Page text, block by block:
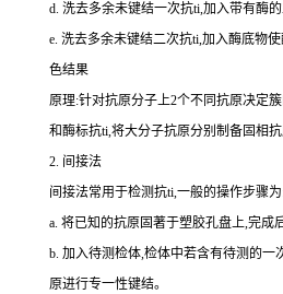
d. 洗去多余未键结一次抗ti,加入带有酶
e. 洗去多余未键结二次抗ti,加入酶底物
色结果
原理:针对抗原分子上2个不同抗原决定
和酶标抗ti,将大分子抗原分别制备固相抗
2. 间接法
间接法常用于检测抗ti,一般的操作步骤
a. 将已知的抗原固著于塑胶孔盘上,完成
b. 加入待测检体,检体中若含有待测的一
原进行专一性键结。